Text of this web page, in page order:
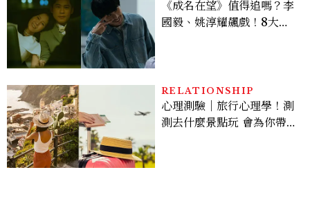
《成名在望》值得追嗎？李
國毅、姚淳耀飆戲！8大看
RELATIONSHIP
心理測驗｜旅行心理學！測
測去什麼景點玩 會為你帶來